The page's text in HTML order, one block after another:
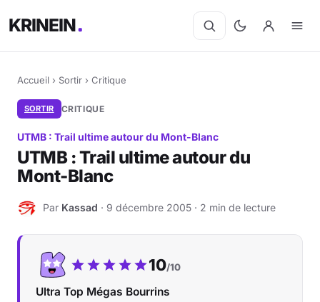
KRINEIN
Accueil › Sortir › Critique
SORTIR CRITIQUE
UTMB : Trail ultime autour du Mont-Blanc
UTMB : Trail ultime autour du
Mont-Blanc
K Par Kassad · 9 décembre 2005 · 2 min de lecture
Notre note :
10/10
Ultra Top Mégas Bourrins